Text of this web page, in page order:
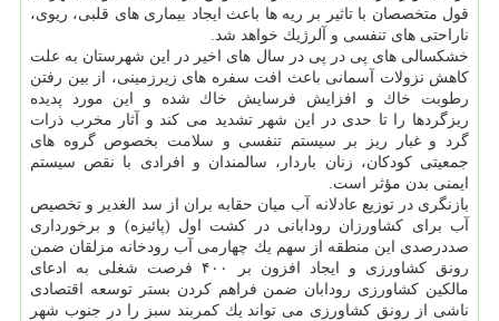
قول متخصصان با تاثیر بر ریه ها باعث ایجاد بیماری های قلبی، ریوی،
ناراحتی های تنفسی و آلرژیك خواهد شد.
خشكسالی های پی در پی در سال های اخیر در این شهرستان به علت
كاهش نزولات آسمانی باعث افت سفره های زیرزمینی، از بین رفتن
رطوبت خاك و افزایش فرسایش خاك شده و این مورد پدیده
ریزگردها را تا حدی در این شهر تشدید می كند و آثار مخرب ذرات
گرد و غبار ریز بر سیستم تنفسی و سلامت بخصوص گروه های
جمعیتی كودكان، زنان باردار، سالمندان و افرادی با نقص سیستم
ایمنی بدن مؤثر است.
بازنگری در توزیع عادلانه آب میان حقابه بران از سد الغدیر و تخصیص
آب برای كشاورزان رودابانی در كشت اول (پائیزه) و برخورداری
صددرصدی این منطقه از سهم یك چهارمی آب رودخانه مزلقان ضمن
رونق كشاورزی و ایجاد افزون بر ۴۰۰ فرصت شغلی به ادعای
مالكین كشاورزی رودابان ضمن فراهم كردن بستر توسعه اقتصادی
ناشی از رونق كشاورزی می تواند یك كمربند سبز را در جنوب شهر